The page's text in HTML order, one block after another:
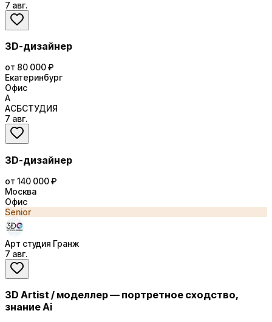
7 авг.
3D-дизайнер
от 80 000 ₽
Екатеринбург
Офис
А
АСБСТУДИЯ
7 авг.
3D-дизайнер
от 140 000 ₽
Москва
Офис
Senior
Арт студия Гранж
7 авг.
3D Artist / моделлер — портретное сходство,
знание Ai